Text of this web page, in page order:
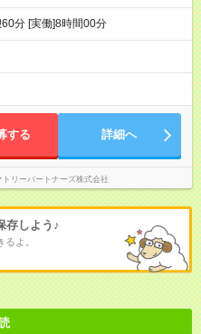
60分 [実働]8時間00分
する 詳細へ
トリーパートナーズ株式会社
存しよう♪
よ。